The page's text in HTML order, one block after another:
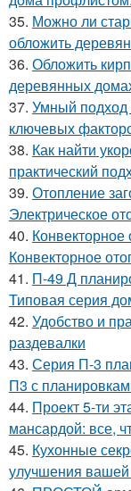
35. Можно ли
обложить
36. Обложить
деревянных
37. Умный подход
ключевых
38. Как найти
практический
39. Отопление
Электрическое
40. Конвекторное
Конвекторное
41. П-49 Д
Типовая серия
42. Удобство и
раздевалки
43. Серия П-3
П3 с
44. Проект 5-ти
мансардой: все,
45. Кухонные
улучшения вашей